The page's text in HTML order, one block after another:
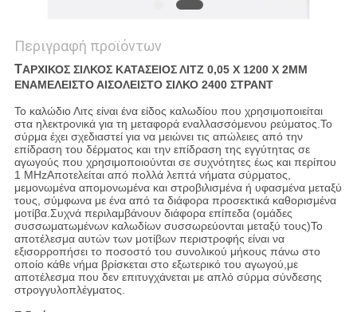
Περιγραφή προϊόντων
ΤΑΡΧΙΚΟΣ ΣΙΛΚΟΣ ΚΑΤΑΣΕΙΟΣ ΛΙΤΖ 0,05 X 1200 X 2MM
ΕΝΑΜΕΛΕΙΣΤΟ ΑΙΣΟΛΕΙΣΤΟ ΣΙΛΚΟ 2400 ΣΤΡΑΝΤ
Το καλώδιο Λιτς είναι ένα είδος καλωδίου που χρησιμοποιείται
στα ηλεκτρονικά για τη μεταφορά εναλλασσόμενου ρεύματος.Το
σύρμα έχει σχεδιαστεί για να μειώνει τις απώλειες από την
επίδραση του δέρματος και την επίδραση της εγγύτητας σε
αγωγούς που χρησιμοποιούνται σε συχνότητες έως και περίπου
1 MHzΑποτελείται από πολλά λεπτά νήματα σύρματος,
μεμονωμένα απομονωμένα και στροβιλισμένα ή υφασμένα μεταξύ
τους, σύμφωνα με ένα από τα διάφορα προσεκτικά καθορισμένα
μοτίβα.Συχνά περιλαμβάνουν διάφορα επίπεδα (ομάδες
συσσωματωμένων καλωδίων συσσωρεύονται μεταξύ τους)Το
αποτέλεσμα αυτών των μοτίβων περιστροφής είναι να
εξισορροπήσει το ποσοστό του συνολικού μήκους πάνω στο
οποίο κάθε νήμα βρίσκεται στο εξωτερικό του αγωγού,με
αποτέλεσμα που δεν επιτυγχάνεται με απλό σύρμα σύνδεσης
στρογγυλοπλέγματος.